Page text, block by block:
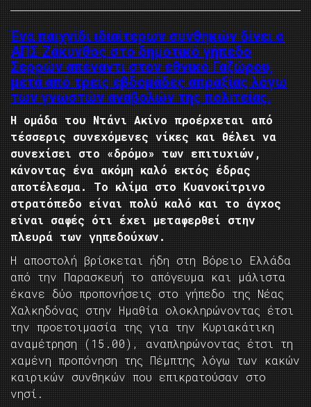
Ένα παιχνίδι ιδιαίτερων συνθηκών δίνει ο
ΑΠΣ Ζάκυνθος στο δημοτικό γήπεδο
Σερρών απέναντι στον εθνικό Γαζώρου,
μετά από τρεις εβδομάδες απραξίας λόγω
των γνωστών αναβολών της πολιτείας.
Η ομάδα του Ντάνι Ακίνο προέρχεται από
τέσσερις συνεχόμενες νίκες και θέλει να
συνεχίσει στο «δρόμο» των επιτυχιών,
κάνοντας ένα ακόμη καλό εκτός έδρας
αποτέλεσμα. Το κλίμα στο Κυανοκίτρινο
στρατόπεδο είναι πολύ καλό και το άγχος
είναι σαφές ότι έχει μεταφερθεί στην
πλευρά των γηπεδούχων.
Η αποστολή βρίσκεται ήδη στη Βόρειο Ελλάδα
από την Παρασκευή το απόγευμα και μάλιστα
έκανε δύο προπονήσεις στο γήπεδο της Νέας
Χαλκηδόνας στην Ημαθία ολοκληρώνοντας έτσι
την προετοιμασία της για την Κυριακάτικη
αναμέτρηση (15.00), αναπληρώνοντας έτσι τη
χαμένη προπόνηση της Πέμπτης λόγω των κακών
καιρικών συνθηκών που επικρατούσαν στο
νησί.